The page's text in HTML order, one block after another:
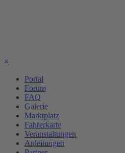
×
Portal
Forum
FAQ
Galerie
Marktplatz
Fahrerkarte
Veranstaltungen
Anleitungen